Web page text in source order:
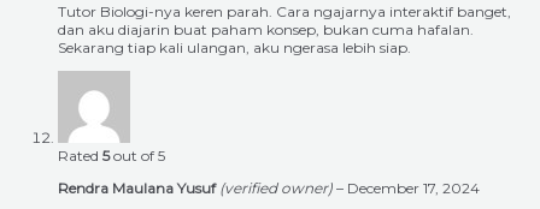
Tutor Biologi-nya keren parah. Cara ngajarnya interaktif banget,
dan aku diajarin buat paham konsep, bukan cuma hafalan.
Sekarang tiap kali ulangan, aku ngerasa lebih siap.
Rated 5out of 5
Rendra Maulana Yusuf (verified owner) – December 17, 2024